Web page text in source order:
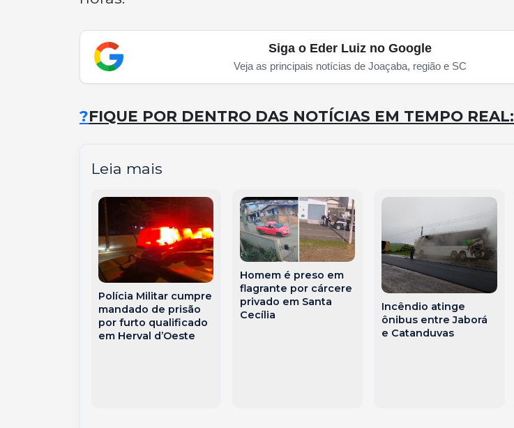
Siga o Eder Luiz no Google
Veja as principais notícias de Joaçaba, região e SC
?FIQUE POR DENTRO DAS NOTÍCIAS EM TEMPO REAL:
Leia mais
Polícia Militar cumpre
mandado de prisão
por furto qualificado
em Herval d’Oeste
Homem é preso em
flagrante por cárcere
privado em Santa
Cecília
Incêndio atinge
ônibus entre Jaborá
e Catanduvas